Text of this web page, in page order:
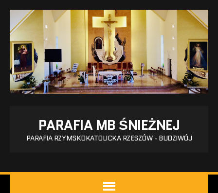
PARAFIA MB ŚNIEŻNEJ
PARAFIA RZYMSKOKATOLICKA RZESZÓW - BUDZIWÓJ